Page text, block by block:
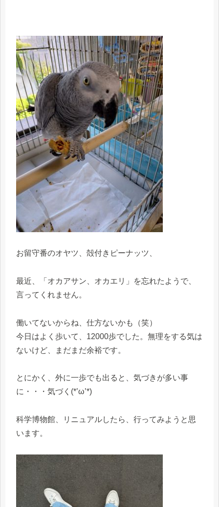
お留守番のオヤツ、殻付きピーナッツ、
最近、「オカアサン、オカエリ」を忘れたようで、
言ってくれません。
働いてないからね、仕方ないかも（笑）
今日はよく歩いて、12000歩でした。無理をする気は
ないけど、まだまだ余裕です。
とにかく、外に一歩でも出ると、気づきが多い事
に・・・気づく(*’ω’*)
科学博物館、リニュアルしたら、行ってみようと思
います。